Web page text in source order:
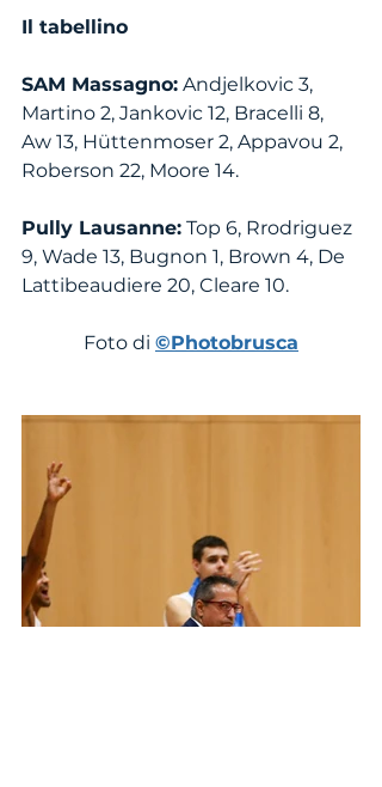
Il tabellino
SAM Massagno: Andjelkovic 3,
Martino 2, Jankovic 12, Bracelli 8,
Aw 13, Hüttenmoser 2, Appavou 2,
Roberson 22, Moore 14.
Pully Lausanne: Top 6, Rrodriguez
9, Wade 13, Bugnon 1, Brown 4, De
Lattibeaudiere 20, Cleare 10.
Foto di ©Photobrusca